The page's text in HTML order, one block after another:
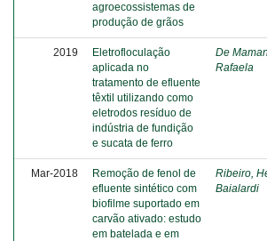
agroecossistemas de
produção de grãos
2019
Eletrofloculação
aplicada no
tratamento de efluente
têxtil utilizando como
eletrodos resíduo de
indústria de fundição
e sucata de ferro
De
Rafaela
Mar-2018
Remoção de fenol de
efluente sintético com
biofilme suportado em
carvão ativado: estudo
em batelada e em
Ribeiro,
Baialardi